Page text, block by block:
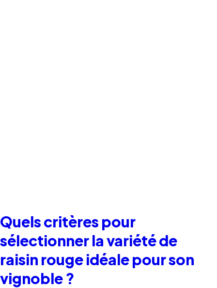
Quels critères pour
sélectionner la variété de
raisin rouge idéale pour son
vignoble ?